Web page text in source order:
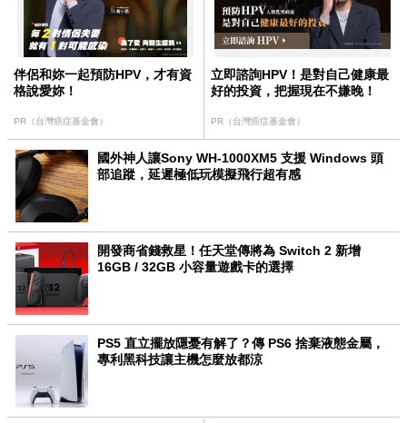
伴侶和妳一起預防HPV，才有資
格說愛妳！
PR（台灣癌症基金會）
立即諮詢HPV！是對自己健康最
好的投資，把握現在不嫌晚！
PR（台灣癌症基金會）
國外神人讓Sony WH-1000XM5 支援 Windows 頭
部追蹤，延遲極低玩模擬飛行超有感
開發商省錢救星！任天堂傳將為 Switch 2 新增
16GB / 32GB 小容量遊戲卡的選擇
PS5 直立擺放隱憂有解了？傳 PS6 捨棄液態金屬，
專利黑科技讓主機怎麼放都涼